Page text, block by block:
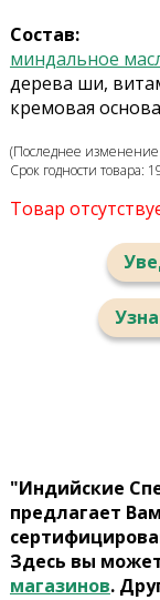
Состав:
миндальное
дерева ши,
кремовая основа
(Последнее
Срок годности товара:
Товар
"Индийские
предлагает
Здесь вы
магазинов.